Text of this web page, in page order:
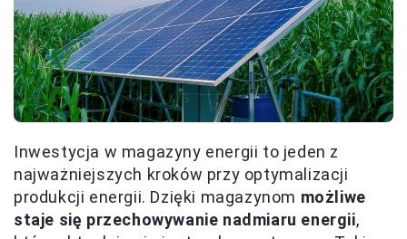
Inwestycja w magazyny energii to jeden z
najważniejszych kroków przy optymalizacji
produkcji energii. Dzięki magazynom możliwe
staje się przechowywanie nadmiaru energii,